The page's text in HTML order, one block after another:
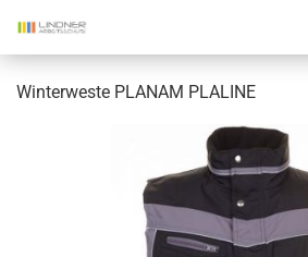
Winterweste PLANAM PLALINE